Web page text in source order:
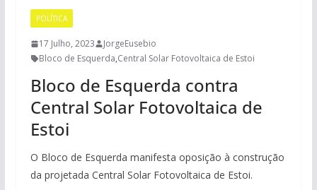
POLÍTICA
17 Julho, 2023
JorgeEusebio
Bloco de Esquerda,Central Solar Fotovoltaica de Estoi
Bloco de Esquerda contra
Central Solar Fotovoltaica de
Estoi
O Bloco de Esquerda manifesta oposição à construção
da projetada Central Solar Fotovoltaica de Estoi.